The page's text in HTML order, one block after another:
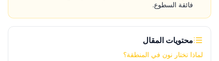
فائقة السطوع.
محتويات المقال
لماذا تختار نون في المنطقة؟